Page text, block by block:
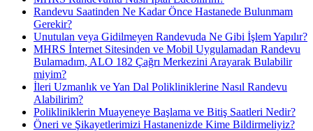
Randevu Saatinden Ne Kadar Önce Hastanede Bulunmam
Gerekir?
Unutulan veya Gidilmeyen Randevuda Ne Gibi İşlem Yapılır?
MHRS İnternet Sitesinden ve Mobil Uygulamadan Randevu
Bulamadım, ALO 182 Çağrı Merkezini Arayarak Bulabilir
miyim?
İleri Uzmanlık ve Yan Dal Polikliniklerine Nasıl Randevu
Alabilirim?
Polikliniklerin Muayeneye Başlama ve Bitiş Saatleri Nedir?
Öneri ve Şikayetlerimizi Hastanenizde Kime Bildirmeliyiz?